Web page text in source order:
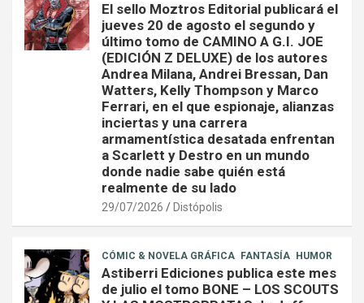
El sello Moztros Editorial publicará el
jueves 20 de agosto el segundo y
último tomo de CAMINO A G.I. JOE
(EDICIÓN Z DELUXE) de los autores
Andrea Milana, Andrei Bressan, Dan
Watters, Kelly Thompson y Marco
Ferrari, en el que espionaje, alianzas
inciertas y una carrera
armamentística desatada enfrentan
a Scarlett y Destro en un mundo
donde nadie sabe quién está
realmente de su lado
29/07/2026 Distópolis
CÓMIC & NOVELA GRÁFICA FANTASÍA HUMOR
Astiberri Ediciones publica este mes
de julio el tomo BONE – LOS SCOUTS